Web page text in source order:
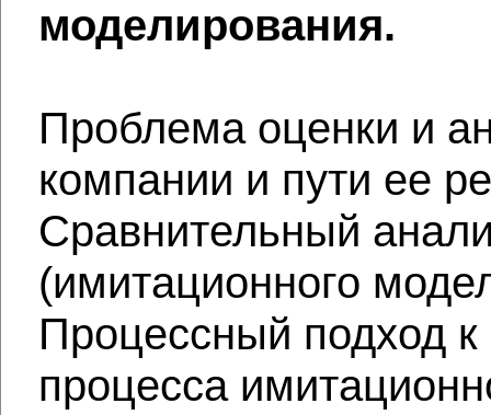
моделирования.
Проблема оценки и
компании и пути ее
Сравнительный
(имитационного
Процессный подход
процесса